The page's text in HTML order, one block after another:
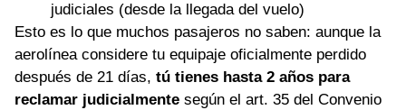
judiciales (desde la llegada del vuelo)
Esto es lo que muchos pasajeros no saben: aunque la
aerolínea considere tu equipaje oficialmente perdido
después de 21 días, tú tienes hasta 2 años para
reclamar judicialmente según el art. 35 del Convenio